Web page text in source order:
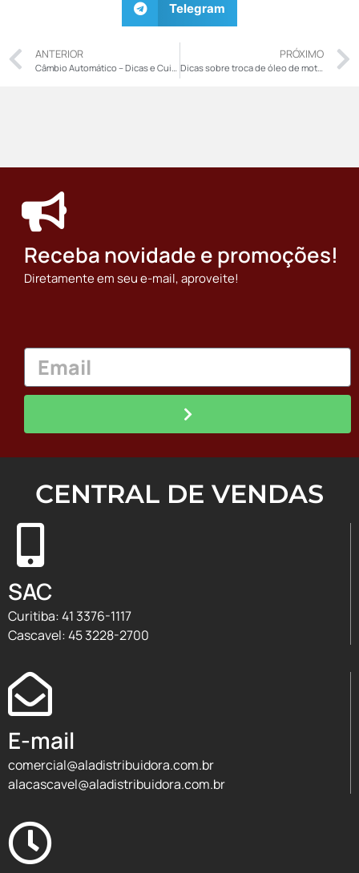
Telegram
ANTERIOR
Câmbio Automático – Dicas e Cuidados que é Sempre Bom Saber
PRÓXIMO
Dicas sobre troca de óleo de motor para nunca mais ter prejuízo ou cair em golpes
Receba novidade e promoções!
Diretamente em seu e-mail, aproveite!
CENTRAL DE VENDAS
SAC
Curitiba: 41 3376-1117
Cascavel: 45 3228-2700
E-mail
comercial@aladistribuidora.com.br
alacascavel@aladistribuidora.com.br